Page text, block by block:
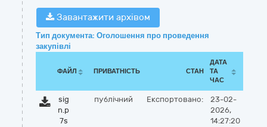
Завантажити архівом
Тип документа: Оголошення про проведення
закупівлі
ФАЙЛ ПРИВАТНІСТЬ СТАН
ДАТА
ТА
ЧАС
sig
n.p
7s
публічний Експортовано:
23-02-
2026,
14:27:20